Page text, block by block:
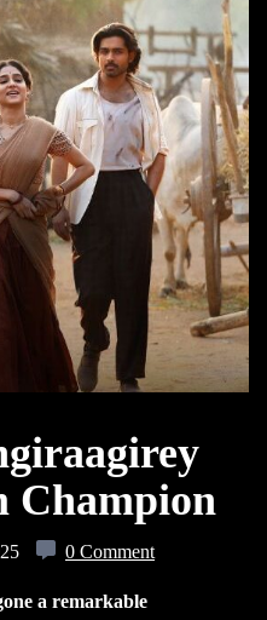
Champion
0 Comment
a remarkable